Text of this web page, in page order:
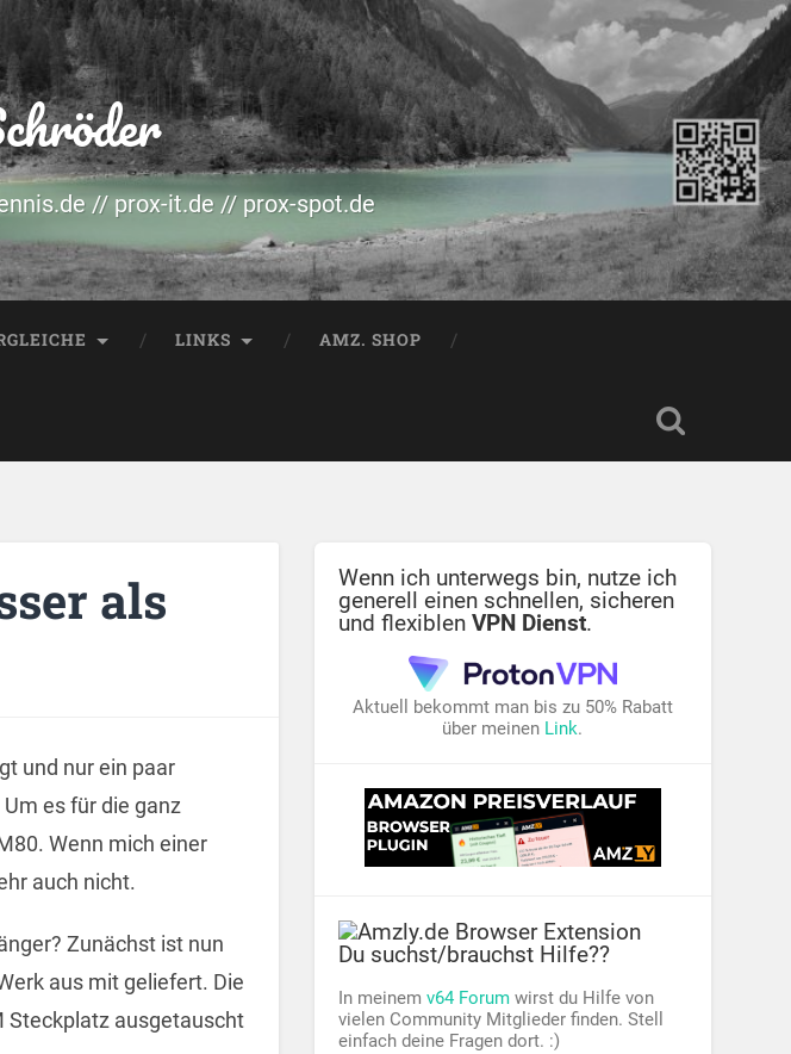
// prox-it.de // prox-spot.de
LINKS AMZ. SHOP
als
und nur ein paar
es für die ganz
Wenn mich einer
auch nicht.
Zunächst ist nun
aus mit geliefert. Die
Steckplatz ausgetauscht
Wenn ich unterwegs bin, nutze ich
generell einen schnellen, sicheren
und flexiblenVPN Dienst.
Aktuell bekommt man bis zu 50% Rabatt
über meinen Link.
Du suchst/brauchst Hilfe??
In meinemv64 Forum wirst du Hilfe von
vielen Community Mitglieder finden. Stell
einfach deine Fragen dort. :)